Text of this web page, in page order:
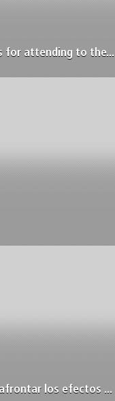
for attending to the...
afrontar los efectos ...